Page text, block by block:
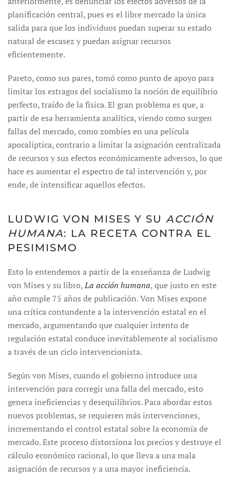
planificación central, pues es el libre mercado la única
salida para que los individuos puedan superar su estado
natural de escasez y puedan asignar recursos
eficientemente.
Pareto, como sus pares, tomó como punto de apoyo para
limitar los estragos del socialismo la noción de equilibrio
perfecto, traído de la física. El gran problema es que, a
partir de esa herramienta analítica, viendo como surgen
fallas del mercado, como zombies en una película
apocalíptica, contrario a limitar la asignación centralizada
de recursos y sus efectos económicamente adversos, lo que
hace es aumentar el espectro de tal intervención y, por
ende, de intensificar aquellos efectos.
LUDWIG VON MISES Y SU ACCIÓN
HUMANA: LA RECETA CONTRA EL
PESIMISMO
Esto lo entendemos a partir de la enseñanza de Ludwig
von Mises y su libro,La acción humana, que justo en este
año cumple 75 años de publicación. Von Mises expone
una crítica contundente a la intervención estatal en el
mercado, argumentando que cualquier intento de
regulación estatal conduce inevitablemente al socialismo
a través de un ciclo intervencionista.
Según von Mises, cuando el gobierno introduce una
intervención para corregir una falla del mercado, esto
genera ineficiencias y desequilibrios. Para abordar estos
nuevos problemas, se requieren más intervenciones,
incrementando el control estatal sobre la economía de
mercado. Este proceso distorsiona los precios y destruye el
cálculo económico racional, lo que lleva a una mala
asignación de recursos y a una mayor ineficiencia.